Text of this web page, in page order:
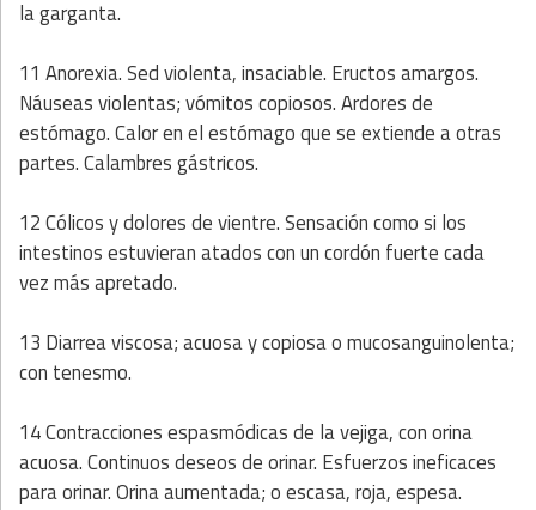
la garganta.
11 Anorexia. Sed violenta, insaciable. Eructos amargos.
Náuseas violentas; vómitos copiosos. Ardores de
estómago. Calor en el estómago que se extiende a otras
partes. Calambres gástricos.
12 Cólicos y dolores de vientre. Sensación como si los
intestinos estuvieran atados con un cordón fuerte cada
vez más apretado.
13 Diarrea viscosa; acuosa y copiosa o mucosanguinolenta;
con tenesmo.
14 Contracciones espasmódicas de la vejiga, con orina
acuosa. Continuos deseos de orinar. Esfuerzos ineficaces
para orinar. Orina aumentada; o escasa, roja, espesa.